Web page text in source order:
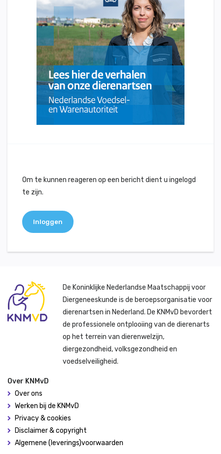
Om te kunnen reageren op een bericht dient u ingelogd
te zijn.
Inloggen
De Koninklijke Nederlandse Maatschappij voor
Diergeneeskunde is de beroepsorganisatie voor
dierenartsen in Nederland. De KNMvD bevordert
de professionele ontplooiing van de dierenarts
op het terrein van dierenwelzijn,
diergezondheid, volksgezondheid en
voedselveiligheid.
Over KNMvD
Over ons
Werken bij de KNMvD
Privacy & cookies
Disclaimer & copyright
Algemene (leverings)voorwaarden